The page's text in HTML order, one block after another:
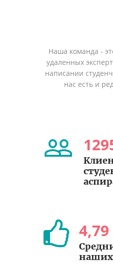
Наша команда -
удаленных
написании
нас есть и
4,79
наших